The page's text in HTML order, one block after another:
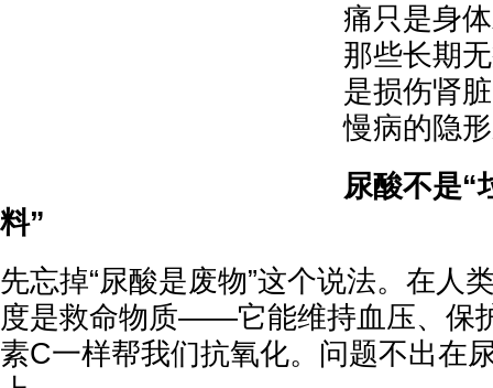
痛只是身
那些长期
是损伤肾
慢病的隐
尿酸不是“
料”
先忘掉“尿酸是废物”这个说法。在人
度是救命物质——它能维持血压、保
素C一样帮我们抗氧化。问题不出在